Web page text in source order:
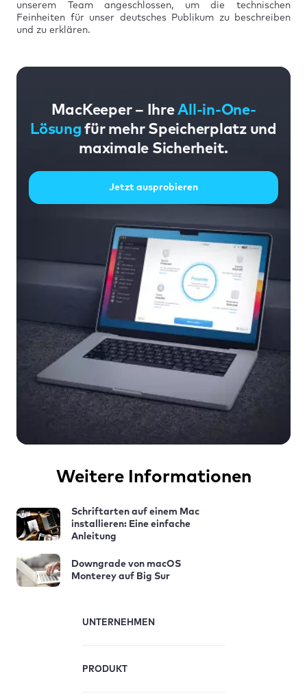
unserem Team angeschlossen, um die technischen
Feinheiten für unser deutsches Publikum zu beschreiben
und zu erklären.
MacKeeper – IhreAll-in-One-
Lösung für mehr Speicherplatz und
maximale Sicherheit.
Jetzt ausprobieren
Weitere Informationen
Schriftarten auf einem Mac
installieren: Eine einfache
Anleitung
Downgrade von macOS
Monterey auf Big Sur
UNTERNEHMEN
PRODUKT